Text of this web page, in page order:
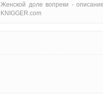
Женской доле вопреки -
KNIGGER.com